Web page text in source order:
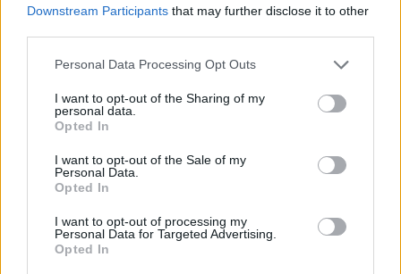
Downstream Participants that may further disclose it to other
Personal Data Processing Opt Outs
I want to opt-out of the Sharing of my
personal data.
Opted In
I want to opt-out of the Sale of my
Personal Data.
Opted In
I want to opt-out of processing my
Personal Data for Targeted Advertising.
Opted In
ΣΤΗΝ ΙΔΙΑ ΚΑΤΗΓΟΡΙΑ
Χρήστος Δάντης: «Συνάδελφοι
προσπαθούν να ξεχάσουν ότι
έγραψα το """"My Number
Ο συνθέτης μίλησε ανοιχτά για την
αχαριστία που βιώνει στον χώρο της
Νεαρός στο λιμάνι του Πειραιά: